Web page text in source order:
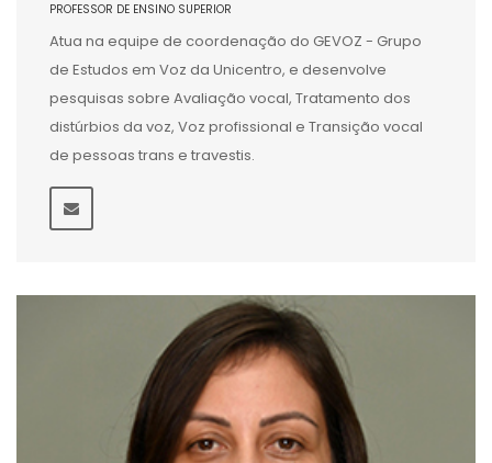
PROFESSOR DE ENSINO SUPERIOR
Atua na equipe de coordenação do GEVOZ - Grupo
de Estudos em Voz da Unicentro, e desenvolve
pesquisas sobre Avaliação vocal, Tratamento dos
distúrbios da voz, Voz profissional e Transição vocal
de pessoas trans e travestis.